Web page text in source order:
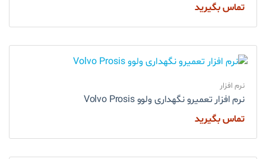
تماس بگیرید
نرم افزار
نرم افزار تعمیرو نگهداری ولوو Volvo Prosis
تماس بگیرید